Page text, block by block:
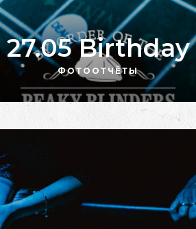
27.05 Birthday
ФОТООТЧЁТЫ